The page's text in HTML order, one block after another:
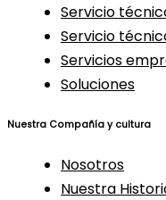
Servicio
Servicio
Servicios
Soluciones
Nuestra Compañía y cultura
Nosotros
Nuestra